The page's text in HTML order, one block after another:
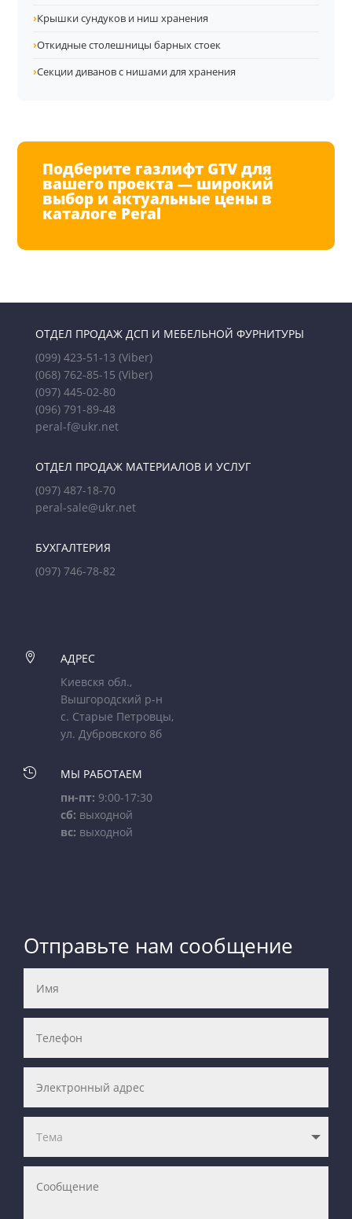
›Крышки сундуков и ниш хранения
›Откидные столешницы барных стоек
›Секции диванов с нишами для хранения
Подберите газлифт GTV для
вашего проекта — широкий
выбор и актуальные цены в
каталоге Peral
ОТДЕЛ ПРОДАЖ ДСП И МЕБЕЛЬНОЙ ФУРНИТУРЫ
(099) 423-51-13 (Viber)
(068) 762-85-15 (Viber)
(097) 445-02-80
(096) 791-89-48
peral-f@ukr.net
ОТДЕЛ ПРОДАЖ МАТЕРИАЛОВ И УСЛУГ
(097) 487-18-70
peral-sale@ukr.net
БУХГАЛТЕРИЯ
(097) 746-78-82

АДРЕС
Киевскя обл.,
Вышгородский р-н
с. Старые Петровцы,
ул. Дубровского 8б

МЫ РАБОТАЕМ
пн-пт: 9:00-17:30
сб: выходной
вс: выходной
Отправьте нам сообщение